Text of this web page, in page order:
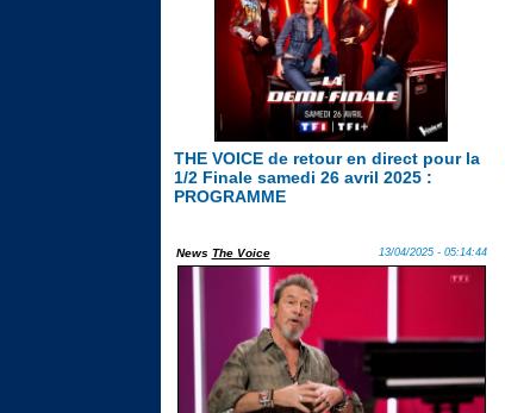
THE VOICE de retour en direct pour la
1/2 Finale samedi 26 avril 2025 :
PROGRAMME
News The Voice 13/04/2025 - 05:14:44